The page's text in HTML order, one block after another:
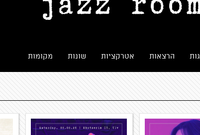
הרצאות אטרקציות שונות מקומות